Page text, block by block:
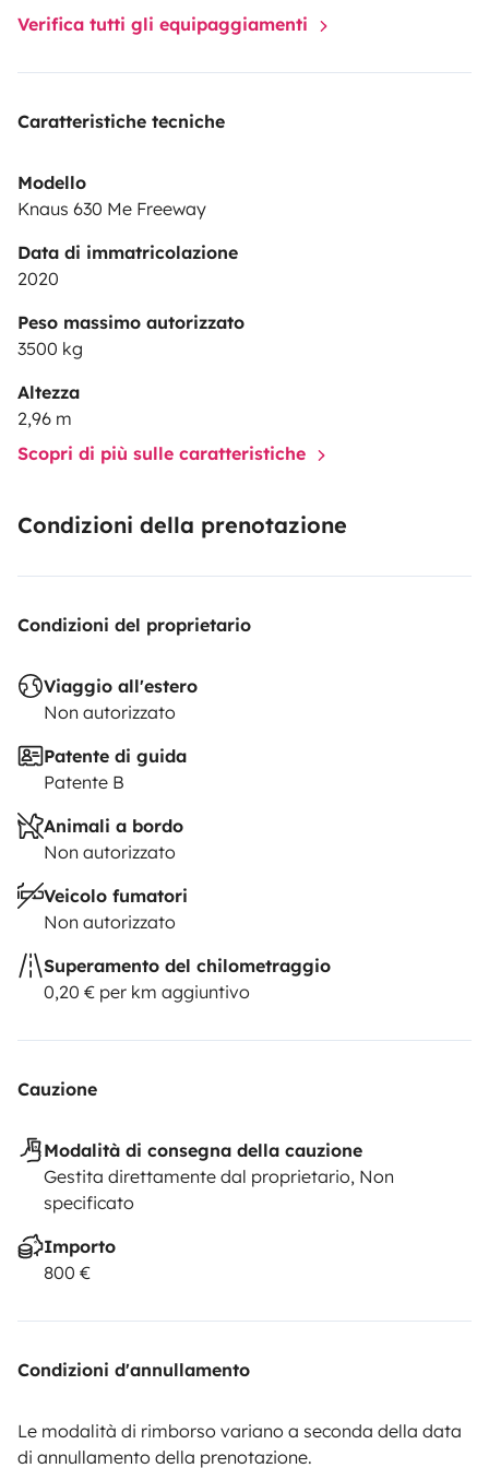
Verifica tutti gli equipaggiamenti
Caratteristiche tecniche
Modello
Knaus 630 Me Freeway
Data di immatricolazione
2020
Peso massimo autorizzato
3500 kg
Altezza
2,96 m
Scopri di più sulle caratteristiche
Condizioni della prenotazione
Condizioni del proprietario
Viaggio all'estero
Non autorizzato
Patente di guida
Patente B
Animali a bordo
Non autorizzato
Veicolo fumatori
Non autorizzato
Superamento del chilometraggio
0,20 € per km aggiuntivo
Cauzione
Modalità di consegna della cauzione
Gestita direttamente dal proprietario, Non
specificato
Importo
800 €
Condizioni d'annullamento
Le modalità di rimborso variano a seconda della data
di annullamento della prenotazione.